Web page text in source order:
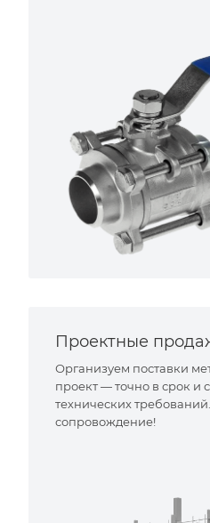
Проектные
Организуем поставки
проект — точно в срок и
технических
сопровождение!